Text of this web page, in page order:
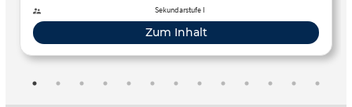
Sekundarstufe I
Zum Inhalt